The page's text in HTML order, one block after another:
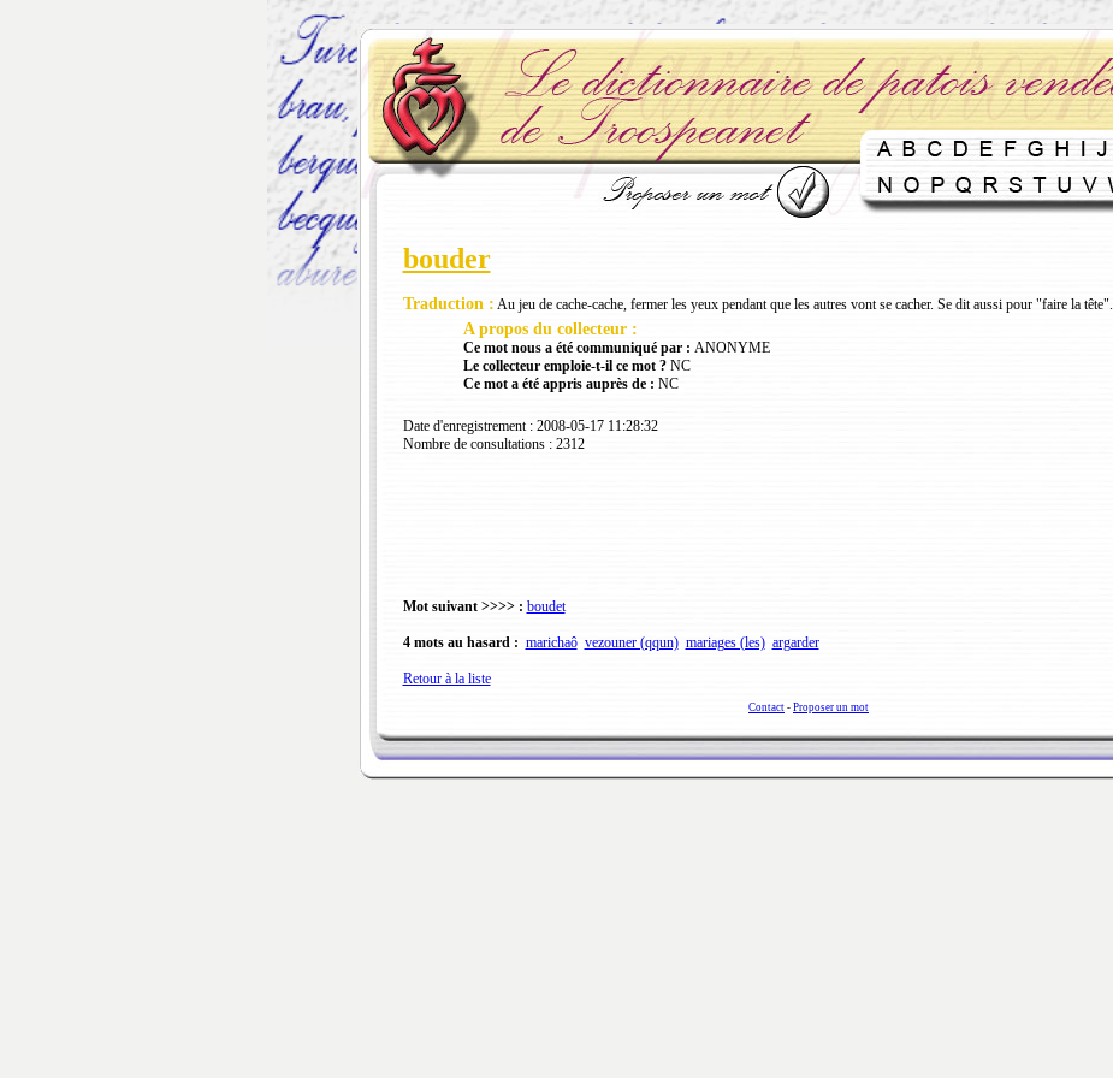
bouder
Traduction : Au jeu de cache-cache, fermer les yeux pendant que les autres vont se cacher. Se dit aussi pour "faire la tête".
A propos du collecteur :
Ce mot nous a été communiqué par : ANONYME
Le collecteur emploie-t-il ce mot ?NC
Ce mot a été appris auprès de : NC
Date d'enregistrement : 2008-05-17 11:28:32
Nombre de consultations : 2312
Mot suivant >>>> : boudet
4 mots au hasard : marichaô vezouner (qqun) mariages (les) argarder
Retour à la liste
Contact - Proposer un mot